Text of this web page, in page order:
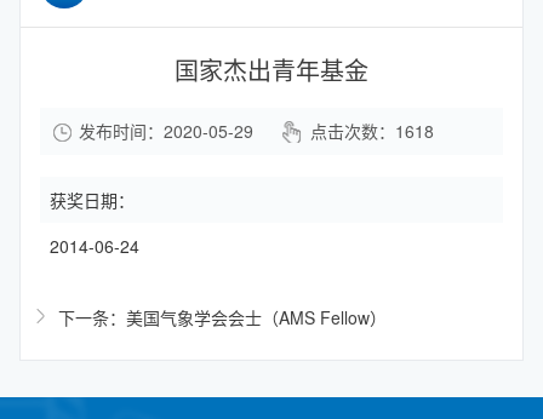
国家杰出青年基金
发布时间：2020-05-29 点击次数： 1618
获奖日期：
2014-06-24
下一条：美国气象学会会士（AMS Fellow）